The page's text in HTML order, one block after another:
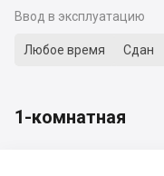
Ввод в эксплуатацию
Любое время Сдан
1-комнатная